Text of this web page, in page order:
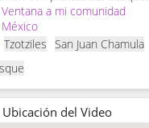
Ventana a mi comunidad
México
Tzotziles San Juan Chamula
Ubicación del Video